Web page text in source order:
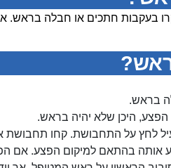
חתכים או חבלה בראש.
בראש.
היכן שלא יהיה בראש.
לחץ על התחבושת. קחו
אותה בהתאם למיקום הפצע. אם